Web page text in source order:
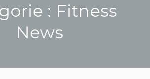
: Fitness
News